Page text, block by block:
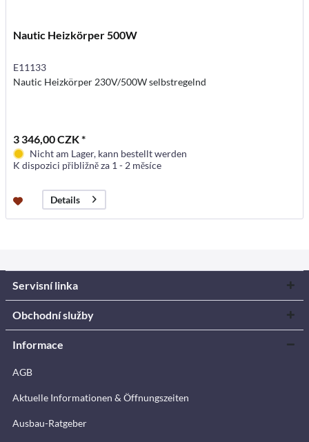
Nautic Heizkörper 500W
E11133
Nautic Heizkörper 230V/500W selbstregelnd
3 346,00 CZK *
Nicht am Lager, kann bestellt werden
K dispozici přibližně za 1 - 2 měsíce
Details
Servisní linka
Obchodní služby
Informace
AGB
Aktuelle Informationen & Öffnungszeiten
Ausbau-Ratgeber